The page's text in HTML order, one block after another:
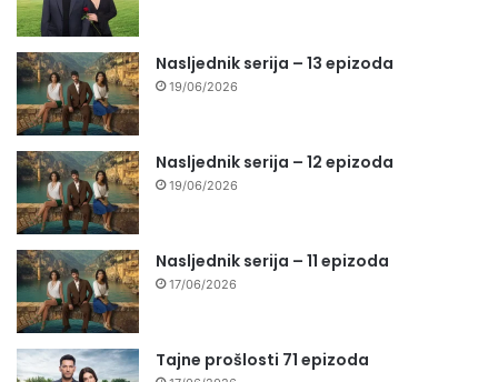
Nasljednik serija – 13 epizoda
19/06/2026
Nasljednik serija – 12 epizoda
19/06/2026
Nasljednik serija – 11 epizoda
17/06/2026
Tajne prošlosti 71 epizoda